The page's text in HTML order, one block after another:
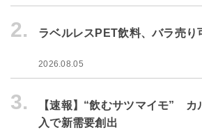
2. ラベルレスPET飲料、バラ売り
2026.08.05
3.
【速報】“飲むサツマイモ” カ
入で新需要創出